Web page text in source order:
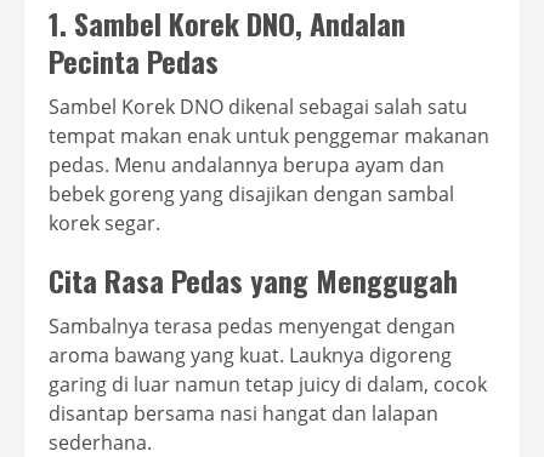
1. Sambel Korek DNO, Andalan
Pecinta Pedas
Sambel Korek DNO dikenal sebagai salah satu
tempat makan enak untuk penggemar makanan
pedas. Menu andalannya berupa ayam dan
bebek goreng yang disajikan dengan sambal
korek segar.
Cita Rasa Pedas yang Menggugah
Sambalnya terasa pedas menyengat dengan
aroma bawang yang kuat. Lauknya digoreng
garing di luar namun tetap juicy di dalam, cocok
disantap bersama nasi hangat dan lalapan
sederhana.